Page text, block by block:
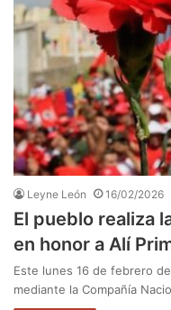
Leyne León 16/02/2026
El pueblo realiza
en honor a Alí
Este lunes 16 de febrero
mediante la Compañía